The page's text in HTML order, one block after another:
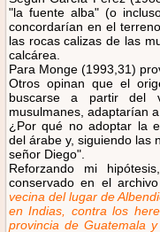
"la fuente alba" (o
concordarían en el
las rocas calizas de las
calcárea.
Para Monge (1993,31)
Otros opinan que el
buscarse a partir del
musulmanes, adaptarían
¿Por qué no adoptar la
del árabe y, siguiendo las
señor Diego".
Reforzando mi
conservado en el
vecina del lugar de
en Indias, contra los
provincia de Guatemala